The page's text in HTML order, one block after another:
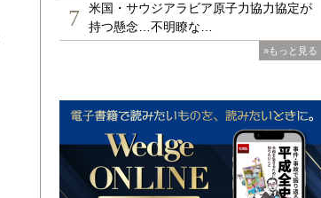
7
米国・サウジアラビア原子力協力協定が
持つ懸念…不明瞭な…
»もっと見る